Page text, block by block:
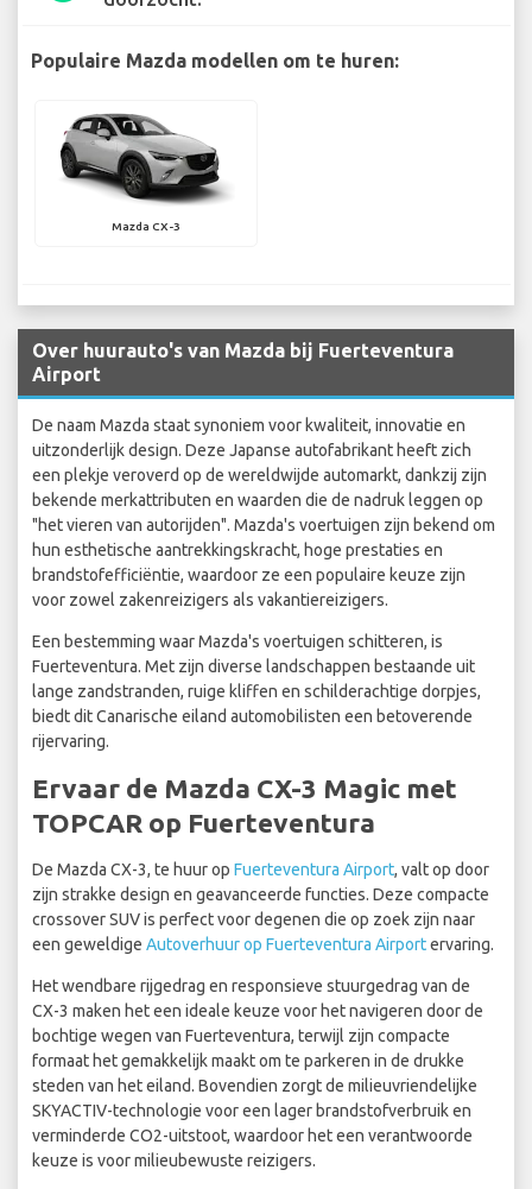
Populaire Mazda modellen om te huren:
Mazda CX-3
Over huurauto's van Mazda bij Fuerteventura
Airport
De naam Mazda staat synoniem voor kwaliteit, innovatie en
uitzonderlijk design. Deze Japanse autofabrikant heeft zich
een plekje veroverd op de wereldwijde automarkt, dankzij zijn
bekende merkattributen en waarden die de nadruk leggen op
"het vieren van autorijden". Mazda's voertuigen zijn bekend om
hun esthetische aantrekkingskracht, hoge prestaties en
brandstofefficiëntie, waardoor ze een populaire keuze zijn
voor zowel zakenreizigers als vakantiereizigers.
Een bestemming waar Mazda's voertuigen schitteren, is
Fuerteventura. Met zijn diverse landschappen bestaande uit
lange zandstranden, ruige kliffen en schilderachtige dorpjes,
biedt dit Canarische eiland automobilisten een betoverende
rijervaring.
Ervaar de Mazda CX-3 Magic met
TOPCAR op Fuerteventura
De Mazda CX-3, te huur op Fuerteventura Airport, valt op door
zijn strakke design en geavanceerde functies. Deze compacte
crossover SUV is perfect voor degenen die op zoek zijn naar
een geweldige Autoverhuur op Fuerteventura Airportervaring.
Het wendbare rijgedrag en responsieve stuurgedrag van de
CX-3 maken het een ideale keuze voor het navigeren door de
bochtige wegen van Fuerteventura, terwijl zijn compacte
formaat het gemakkelijk maakt om te parkeren in de drukke
steden van het eiland. Bovendien zorgt de milieuvriendelijke
SKYACTIV-technologie voor een lager brandstofverbruik en
verminderde CO2-uitstoot, waardoor het een verantwoorde
keuze is voor milieubewuste reizigers.